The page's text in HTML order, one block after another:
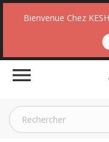
Bienvenue Chez
